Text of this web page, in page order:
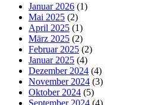
Januar 2026 (1)
Mai 2025 (2)
April 2025 (1)
März 2025 (2)
Februar 2025 (2)
Januar 2025 (4)
Dezember 2024 (4)
November 2024 (3)
Oktober 2024 (5)
September 2024 (4)